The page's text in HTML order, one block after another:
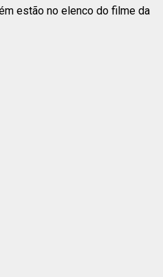
estão no elenco do filme da